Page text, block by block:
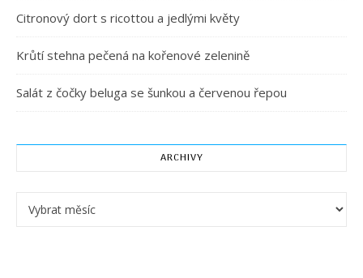
Citronový dort s ricottou a jedlými květy
Krůtí stehna pečená na kořenové zelenině
Salát z čočky beluga se šunkou a červenou řepou
ARCHIVY